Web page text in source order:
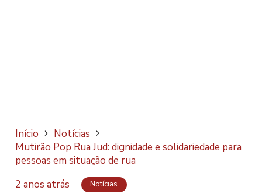
Início
Notícias
Mutirão Pop Rua Jud: dignidade e solidariedade para
pessoas em situação de rua
2 anos atrás
Notícias